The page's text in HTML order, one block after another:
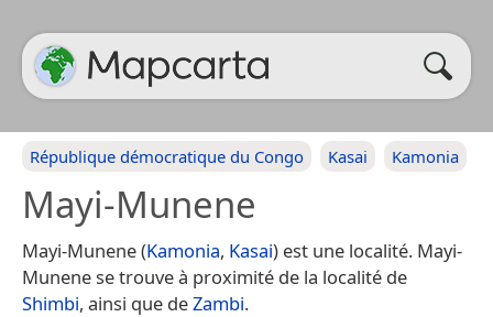
République démocratique du Congo Kasai Kamonia
Mayi-Munene
Mayi-Munene (Kamonia, Kasai) est une localité. Mayi-
Munene se trouve à proximité de la localité de
Shimbi, ainsi que deZambi.